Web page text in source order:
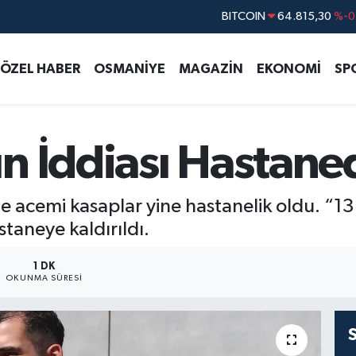
DOLAR 47,7436
STERLİN 64,4811
BITCOIN 64.815,30 %-
ÖZEL HABER OSMANİYE MAGAZİN EKONOMİ
İddiası
acemi kasaplar yine hastanelik oldu.
kaldırıldı.
1 DK
OKUNMA SÜRESI